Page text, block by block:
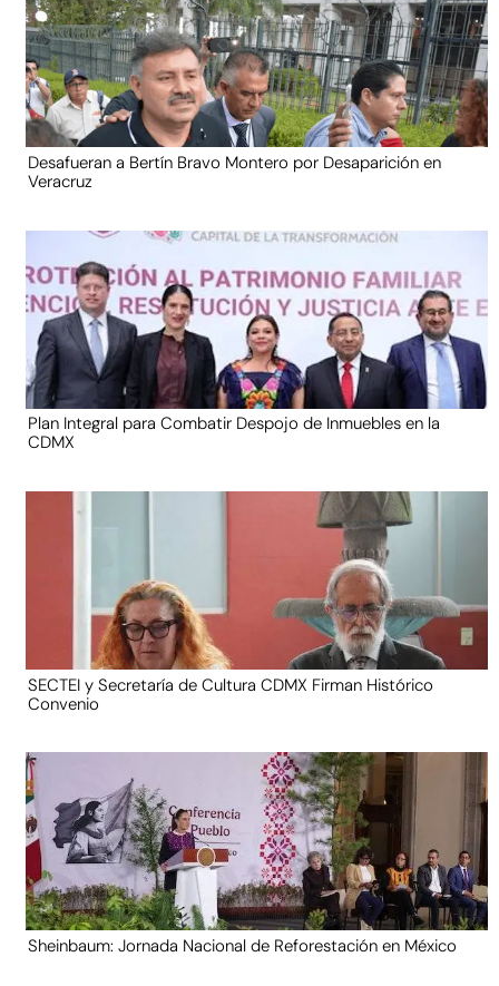
Desafueran a Bertín Bravo Montero por Desaparición en
Veracruz
Plan Integral para Combatir Despojo de Inmuebles en la
CDMX
SECTEI y Secretaría de Cultura CDMX Firman Histórico
Convenio
Sheinbaum: Jornada Nacional de Reforestación en México